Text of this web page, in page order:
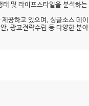
및 라이프스타일을 분석하는
공하고 있으며, 싱글소스 데이
, 광고전략수립 등 다양한 분야